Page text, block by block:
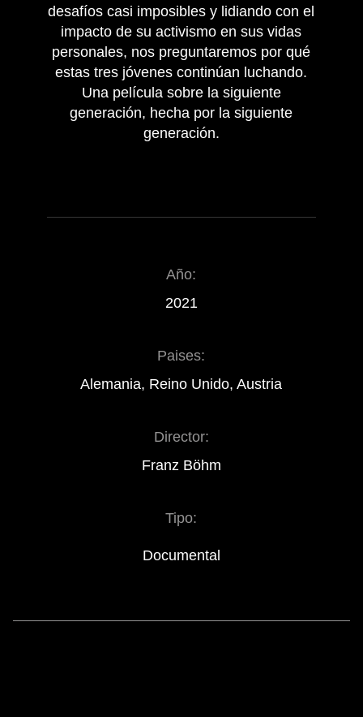
desafíos casi imposibles y lidiando con el
impacto de su activismo en sus vidas
personales, nos preguntaremos por qué
estas tres jóvenes continúan luchando.
Una película sobre la siguiente
generación, hecha por la siguiente
generación.
Año:
2021
Paises:
Alemania, Reino Unido, Austria
Director:
Franz Böhm
Tipo:
Documental